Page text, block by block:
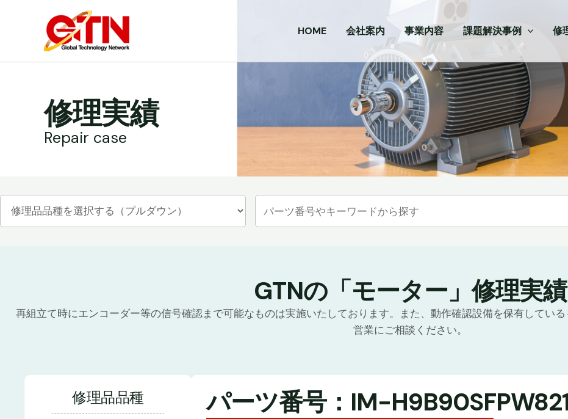
HOME 会社案内 事業内容 課題解決事例 修
修理実績
Repair case
GTNの「モーター」修理実績
再組立て時にエンコーダー等の信号確認まで可能なものは実施いたしております。また、動作確認設備を保有してい
営業にご相談ください。
修理品品種 パーツ番号：IM-